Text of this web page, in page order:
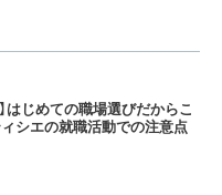
はじめての職場選びだからこ
シエの就職活動での注意点